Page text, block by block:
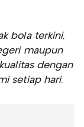
bola terkini,
maupun
dengan
setiap hari.